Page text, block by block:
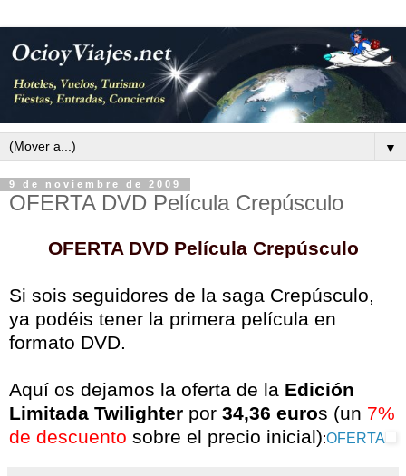
▼
9 de noviembre de 2009
OFERTA DVD Película Crepúsculo
OFERTA DVD Película Crepúsculo
Si sois seguidores de la saga Crepúsculo,
ya podéis tener la primera película en
formato DVD.
Aquí os dejamos la oferta de la Edición
Limitada Twilighter por 34,36 euros (un 7%
de descuento sobre el precio inicial):OFERTA